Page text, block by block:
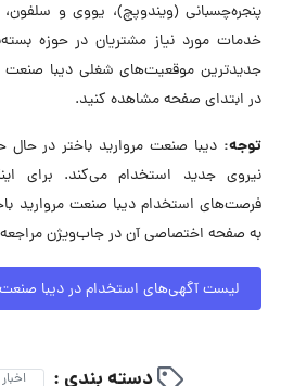
پنجره‌چسبانی (ویندوپچ)، یووی و
خدمات مورد نیاز مشتریان در حوزه
جدیدترین موقعیت‌های شغلی دیبا صنعت
در ابتدای صفحه مشاهده کنید.
توجه:
نیروی جدید استخدام می‌کند. برای
فرصت‌های استخدام دیبا صنعت مروارید
به صفحه اختصاصی آن در جاب‌ویژن
لیست آگهی‌های استخدام در دیبا صنعت